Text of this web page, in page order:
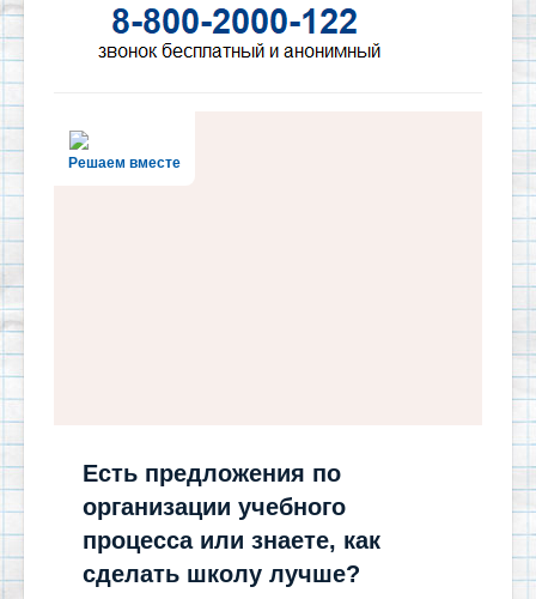
Решаем вместе
Есть предложения по
организации учебного
процесса или знаете, как
сделать школу лучше?